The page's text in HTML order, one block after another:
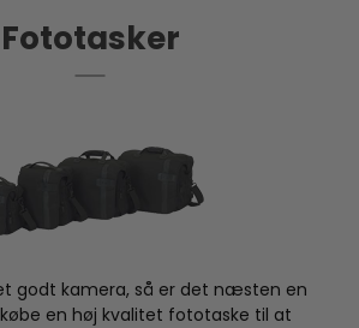
deres udstyr på en sikker og
Fototasker
godt kamera, så er det næsten en
en høj kvalitet fototaske til at